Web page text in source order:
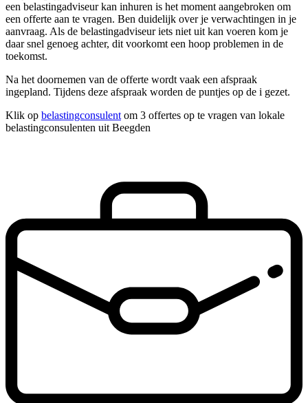
een belastingadviseur kan inhuren is het moment aangebroken om
een offerte aan te vragen. Ben duidelijk over je verwachtingen in je
aanvraag. Als de belastingadviseur iets niet uit kan voeren kom je
daar snel genoeg achter, dit voorkomt een hoop problemen in de
toekomst.
Na het doornemen van de offerte wordt vaak een afspraak
ingepland. Tijdens deze afspraak worden de puntjes op de i gezet.
Klik op belastingconsulent om 3 offertes op te vragen van lokale
belastingconsulenten uit Beegden